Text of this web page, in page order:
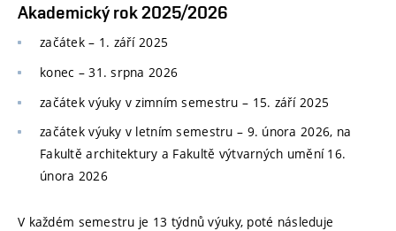
Akademický rok 2025/2026
začátek – 1. září 2025
konec –31. srpna 2026
začátek výuky v zimním semestru – 15. září 2025
začátek výuky v letním semestru – 9. února 2026, na
Fakultě architektury a Fakultě výtvarných umění 16.
února 2026
V každém semestru je 13 týdnů výuky, poté následuje